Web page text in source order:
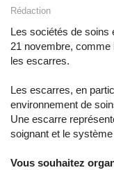
Rédaction
Les sociétés de soins
21 novembre, comme
les escarres.
Les escarres, en
environnement de
Une escarre
soignant et le
Vous souhaitez